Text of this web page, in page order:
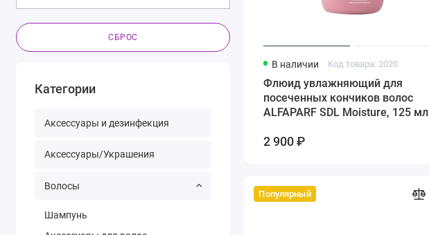
СБРОС
Категории
Аксессуары и дезинфекция
Аксессуары/Украшения
Волосы
Шампунь
В наличии Код товара: 2020
Флюид увлажняющий для
посеченных кончиков волос
ALFAPARF SDL Moisture, 125 мл
2 900 ₽
Популярный